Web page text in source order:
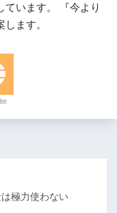
ています。 『今より
ます。
極力使わない